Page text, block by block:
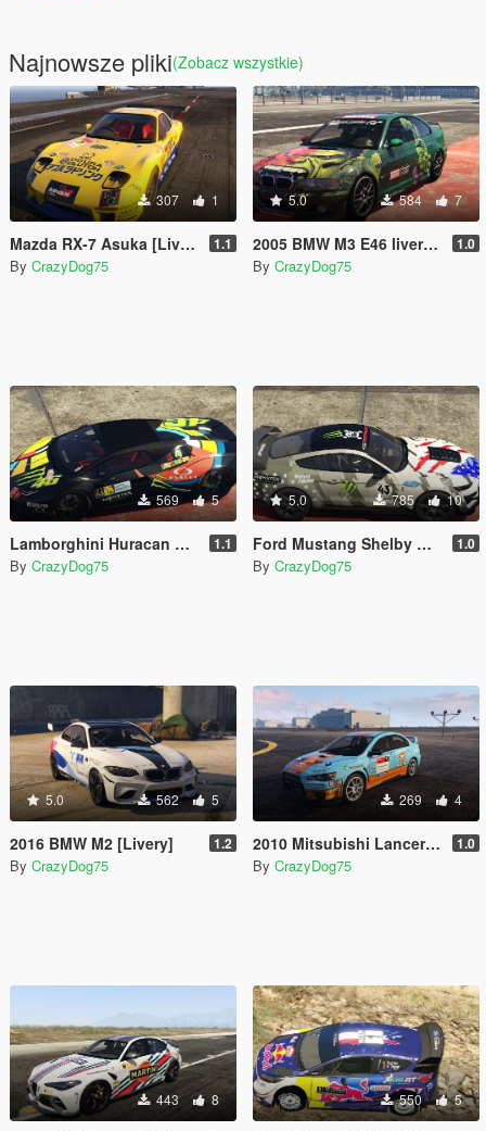
Najnowsze pliki(Zobacz wszystkie)
307 1
Mazda RX-7 Asuka [Livery] 1.1
By CrazyDog75
5.0 584 7
2005 BMW M3 E46 liveries 1.0
By CrazyDog75
569 5
Lamborghini Huracan Performante Spyder livery 1.1
By CrazyDog75
5.0 785 10
Ford Mustang Shelby GT500 2020 Livery 1.0
By CrazyDog75
5.0 562 5
2016 BMW M2 [Livery] 1.2
By CrazyDog75
269 4
2010 Mitsubishi Lancer Evolution X FQ-400 livery 1.0
By CrazyDog75
443 8 550 5